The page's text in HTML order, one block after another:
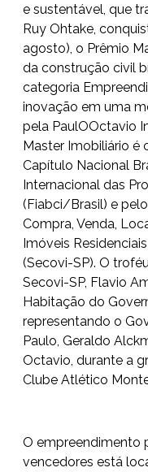
e sustentável, que
Ruy Ohtake,
agosto), o Prêmio
da construção civil
categoria
inovação em uma
pela PaulOOctavio
Master Imobiliário é
Capítulo Nacional
Internacional das
(Fiabci/Brasil) e
Compra, Venda,
Imóveis
(Secovi-SP). O
Secovi-SP, Flavio
Habitação do
representando o
Paulo, Geraldo
Octavio, durante a
Clube Atlético
O empreendimento
vencedores está